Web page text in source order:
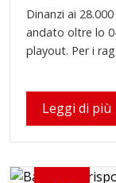
Dinanzi ai
andato oltre lo
playout. Per i
Leggi di più